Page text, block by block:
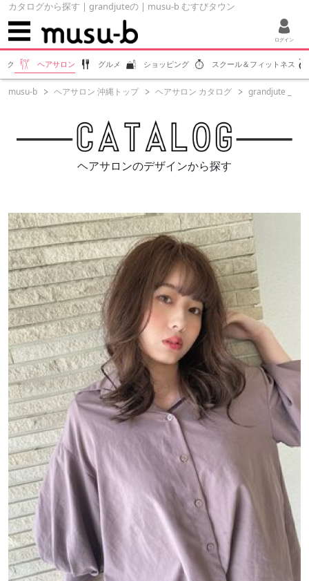
カタログから探す | grandjuteの | musu-b むすびタウン
ログイン
ク ヘアサロン グルメ ショッピング スクール＆フィットネス
musu-b ヘアサロン 沖縄トップ ヘアサロン カタログ grandjute _
ヘアサロンのデザインから探す